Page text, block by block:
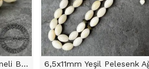
6,5x11mm Abanoz Ağacı Eklemeli Beyzi Model Narçıl Tesbih